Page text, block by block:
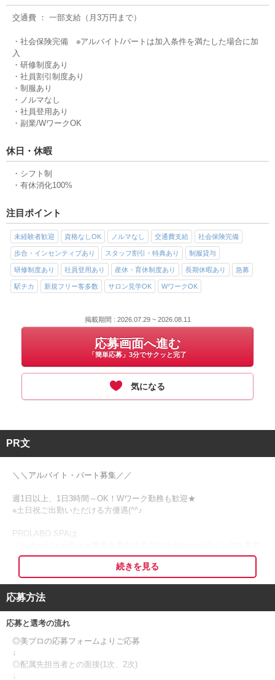
交通費 ： 一部支給（月3万円まで）
・社会保険完備 ※アルバイト/パートは加入条件を満たした場合に加
入
・研修制度あり
・社員割引制度あり
・制服あり
・ノルマなし
・社員登用あり
・副業/WワークOK
休日・休暇
・シフト制
・有休消化100%
注目ポイント
未経験者歓迎 資格なしOK ノルマなし 交通費支給 社会保険完備
歩合・インセンティブあり スタッフ割引・特典あり 制服貸与
研修制度あり 社員登用あり 産休・育休制度あり 長期休暇あり 急募
駅チカ 新規フリー客多数 サロン見学OK WワークOK
掲載期間 : 2026.07.29 ~ 2026.08.11
応募画面へ進む
「簡単応募」3分でサクッと完了
気になる
PR文
＼＼アルバイト・パート募集／／
週1日以上、1日3時間～OK！Wワーク勤務も歓迎★
※土日祝ご出勤いただける方優遇(^^♪
PROLABO SPAは
のエステサロンです。
「美容が好き」「人と接することが好き」
そんな想いを活かして、一緒に働きませんか？
◆ ライフスタイルに合わせて働けます ◆
「フルタイムは難しい…」
「家庭や学業、Wワークと両立したい」
そんな方も安心!!
続きを見る
応募方法
応募と選考の流れ
◎美プロの応募フォームよりご応募
↓
◎配属先担当者との面接(1次、2次)
↓